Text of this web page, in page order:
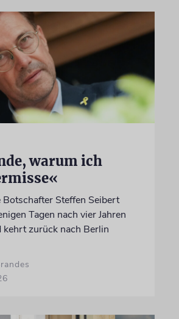
warum ich
Botschafter Steffen Seibert
Tagen nach vier Jahren
kehrt zurück nach Berlin